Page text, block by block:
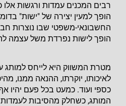
רבים המכנים עמדות ורגשות אלו
הופך למעין יצירה של "ישות"
החשבונאי-משפטי שבו נוצרות
הופך לישות נפרדת משל עצמה לה
מטרת המשווק היא לייחס למותג
לאיכותו, יוקרתו, ההנאה ממנו,
כספי ועוד. כמעט בכל פעם יהיו אף
המותג, כשחלק מהסיבות לעמדות